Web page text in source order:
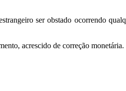
ser obstado ocorrendo
acrescido de correção monetária.